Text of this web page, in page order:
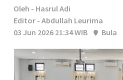
Oleh - Hasrul Adi
Editor - Abdullah Leurima
03 Jun 2026 21:34 WIB
Bula